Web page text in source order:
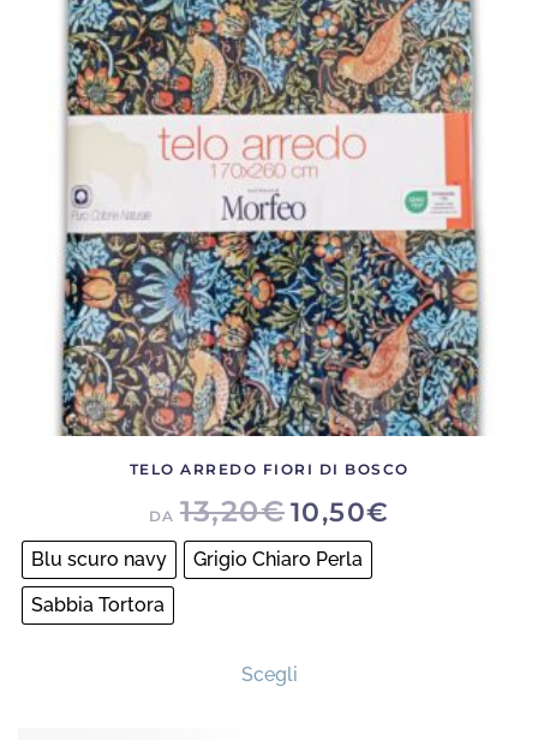
Le
opzioni
possono
essere
scelte
pagina
del
prodotto
TELO ARREDO FIORI DI BOSCO
DA 13,20€10,50€
Blu scuro navy
Grigio Chiaro Perla
Sabbia Tortora
Scegliprodotto